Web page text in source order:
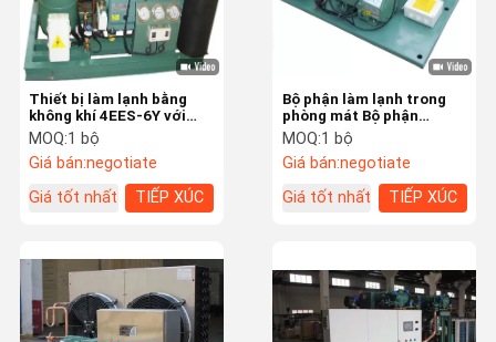
Bộ phận làm lạnh trong
phòng mát Bộ phận
ngưng tụ 4FES-5Y 5 HP
MOQ:1 bộ
Giá bán:negotiate
Giá tốt nhất
TIẾP XÚC
Thiết bị làm lạnh bằng
không khí 4EES-6Y với
máy nén bán kín
MOQ:1 bộ
Giá bán:negotiate
Giá tốt nhất
TIẾP XÚC